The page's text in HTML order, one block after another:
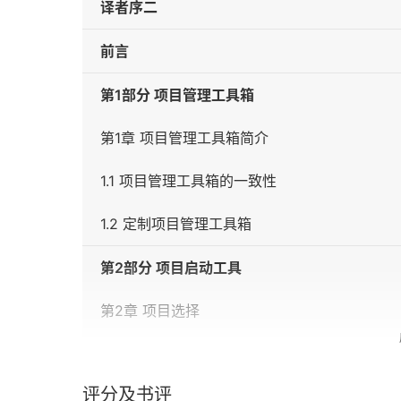
译者序二
前言
第1部分 项目管理工具箱
第1章 项目管理工具箱简介
1.1 项目管理工具箱的一致性
1.2 定制项目管理工具箱
第2部分 项目启动工具
第2章 项目选择
2.2 经济分析法
评分及书评